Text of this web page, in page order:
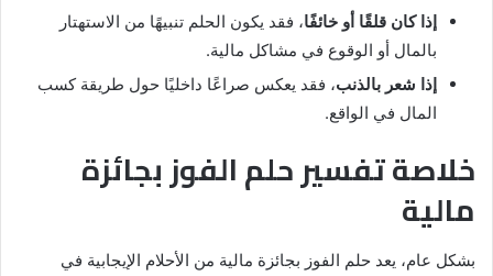
إذا كان قلقًا أو خائفًا، فقد يكون الحلم تنبيهًا من الاستهتار
بالمال أو الوقوع في مشاكل مالية.
إذا شعر بالذنب، فقد يعكس صراعًا داخليًا حول طريقة كسب
المال في الواقع.
خلاصة تفسير حلم الفوز بجائزة
مالية
بشكل عام، يعد حلم الفوز بجائزة مالية من الأحلام الإيجابية في